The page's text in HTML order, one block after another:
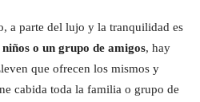
a parte del lujo y la tranquilidad es
o un grupo de amigos, hay
que ofrecen los mismos y
cabida toda la familia o grupo de